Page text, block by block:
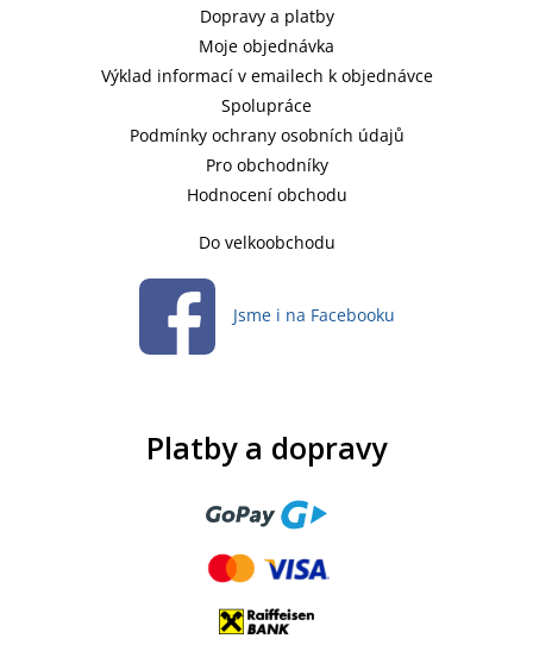
Dopravy a platby
Moje objednávka
Výklad informací v emailech k objednávce
Spolupráce
Podmínky ochrany osobních údajů
Pro obchodníky
Hodnocení obchodu
Do velkoobchodu
Jsme i na Facebooku
Platby a dopravy